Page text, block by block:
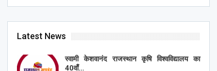
Latest News
स्वामी केशवानंद राजस्थान कृषि विश्वविद्यालय का
40वाँ…